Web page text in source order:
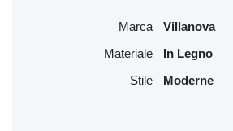
Marca Villanova
Materiale In Legno
Stile Moderne